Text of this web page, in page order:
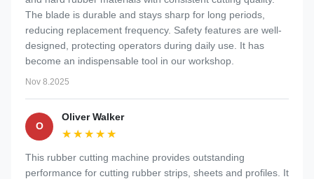
The blade is durable and stays sharp for long periods,
reducing replacement frequency. Safety features are well-
designed, protecting operators during daily use. It has
become an indispensable tool in our workshop.
Nov 8.2025
O
Oliver Walker
★★★★★
★★★★★
This rubber cutting machine provides outstanding
performance for cutting rubber strips, sheets and profiles. It